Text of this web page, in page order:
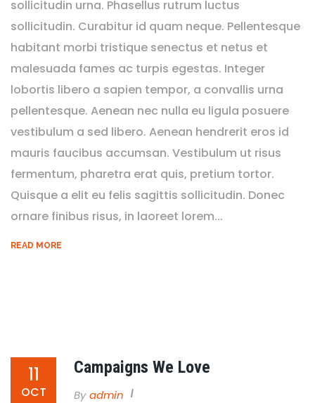
sollicitudin urna. Phasellus rutrum luctus
sollicitudin. Curabitur id quam neque. Pellentesque
habitant morbi tristique senectus et netus et
malesuada fames ac turpis egestas. Integer
lobortis libero a sapien tempor, a convallis urna
pellentesque. Aenean nec nulla eu ligula posuere
vestibulum a sed libero. Aenean hendrerit eros id
mauris faucibus accumsan. Vestibulum ut risus
fermentum, pharetra erat quis, pretium tortor.
Quisque a elit eu felis sagittis sollicitudin. Donec
ornare finibus risus, in laoreet lorem...
READ MORE
11
OCT
Campaigns We Love
By Admin